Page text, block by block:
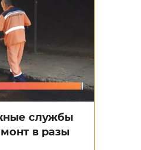
службы
в разы